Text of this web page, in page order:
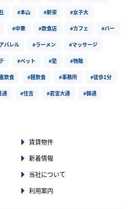
#本山 #新栄 #女子大
#中華 #飲食店 #カフェ #バー
パレル #ラーメン #マッサージ
#ペット #塾 #物販
飲食 #軽飲食 #事務所 #徒歩1分
通 #住吉 #若宮大通 #錦通
賃貸物件
新着情報
当社について
利用案内